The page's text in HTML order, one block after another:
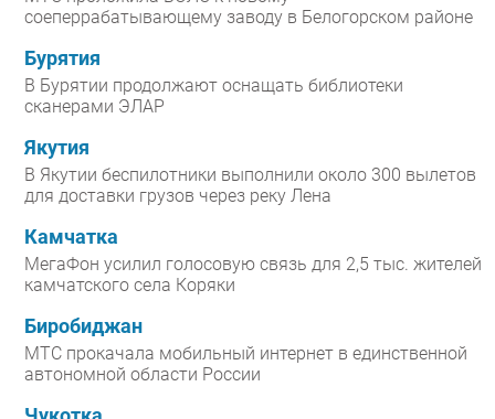
соеперрабатывающему заводу в Белогорском районе
Бурятия
В Бурятии продолжают оснащать библиотеки
сканерами ЭЛАР
Якутия
В Якутии беспилотники выполнили около 300 вылетов
для доставки грузов через реку Лена
Камчатка
МегаФон усилил голосовую связь для 2,5 тыс. жителей
камчатского села Коряки
Биробиджан
МТС прокачала мобильный интернет в единственной
автономной области России